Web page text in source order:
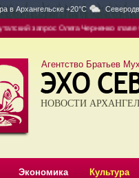
в Архангельске +20°C
запрос Олега Черненко главе СК
Агентство Братьев
НОВОСТИ
Экономика Культура